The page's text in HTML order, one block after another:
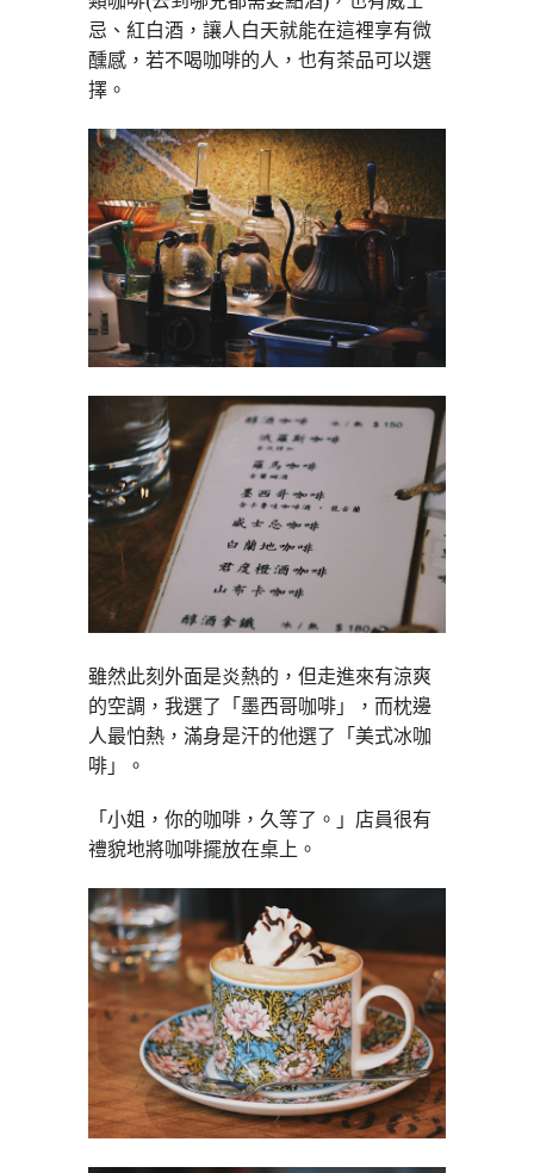
忌、紅白酒，讓人白天就能在這裡享有微
醺感，若不喝咖啡的人，也有茶品可以選
擇。
雖然此刻外面是炎熱的，但走進來有涼爽
的空調，我選了「墨西哥咖啡」，而枕邊
人最怕熱，滿身是汗的他選了「美式冰咖
啡」。
「小姐，你的咖啡，久等了。」店員很有
禮貌地將咖啡擺放在桌上。